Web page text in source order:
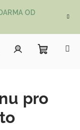
OD
pro